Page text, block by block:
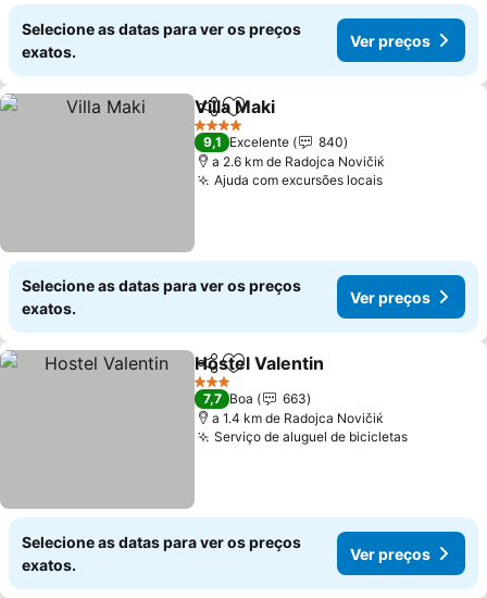
Selecione as datas para ver os preços
exatos.
Ver preços
PartilharAdicionar aos favoritos
Villa Maki
4 Estrelas
9,1 Excelente
840
a 2.6 km de Rаdoјcа Novičiќ
Ajuda com excursões locaisVer preços
Selecione as datas para ver os preços
exatos.
Ver preços
PartilharAdicionar aos favoritos
Hostel Valentin
3 Estrelas
7,7 Boa
663
a 1.4 km de Rаdoјcа Novičiќ
Serviço de aluguel de bicicletasVer
Selecione as datas para ver os preços
exatos.
Ver preços